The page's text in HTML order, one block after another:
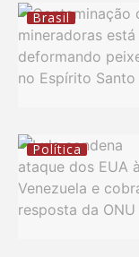
Brasil
Política